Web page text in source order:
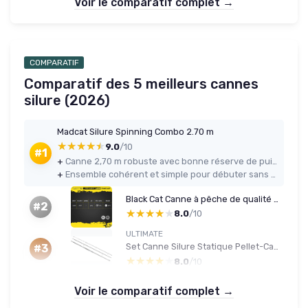
COMPARATIF
Comparatif des 5 meilleurs cannes
silure (2026)
#1
Madcat Silure Spinning Combo 2.70 m
★★★★★
★★★★★ 9.0/10
+
Canne 2,70 m robuste avec bonne réserve de puissance pour le silure
+
Ensemble cohérent et simple pour débuter sans se compliquer la vie
#2 ★★★★★
★★★★★ 8.0/10
#3
ULTIMATE
Set Canne Silure Statique Pellet-Cat 3.60m 4.5lb (3 Brins) - Ensembles Silure
★★★★★
★★★★★ 8.0 /10
Voir le comparatif complet →